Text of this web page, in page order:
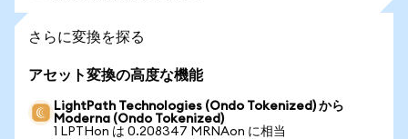
さらに変換を探る
アセット変換の高度な機能
LightPath Technologies (Ondo Tokenized) から
Moderna (Ondo Tokenized)
1 LPTHon は 0.208347 MRNAon に相当